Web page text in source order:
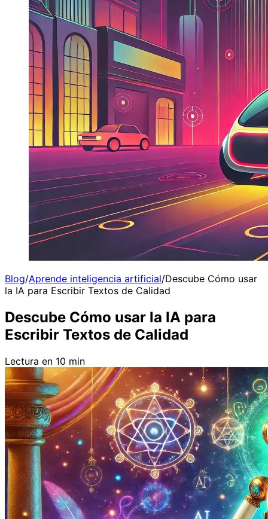
Blog/Aprende inteligencia artificial/Descube Cómo usar
la IA para Escribir Textos de Calidad
Descube Cómo usar la IA para
Escribir Textos de Calidad
Lectura en 10 min